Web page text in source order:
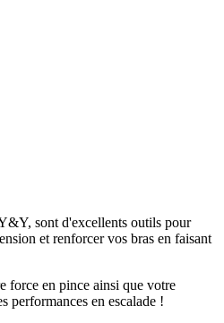
sont d'excellents outils pour
et renforcer vos bras en faisant
force en pince ainsi que votre
performances en escalade !